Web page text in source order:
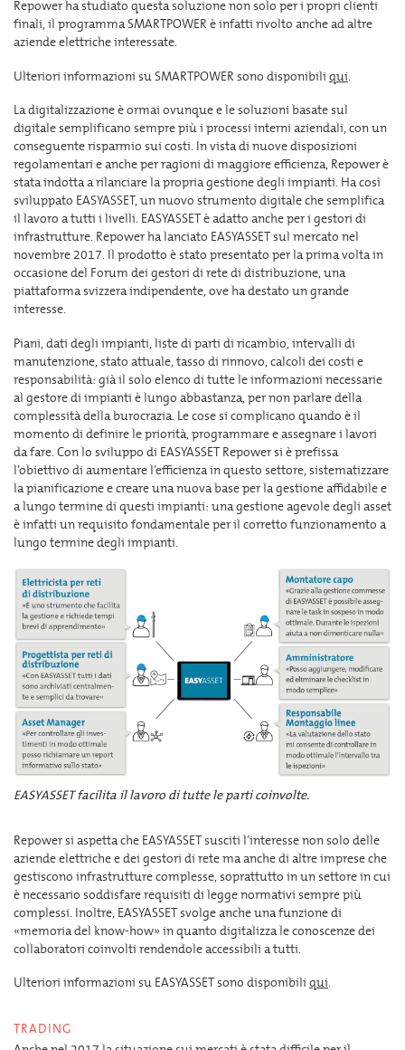
Repower ha studiato questa soluzione non solo per i propri clienti
finali, il programma SMARTPOWER è infatti rivolto anche ad altre
aziende elettriche interessate.
Ulteriori informazioni su SMARTPOWER sono disponibili qui.
La digitalizzazione è ormai ovunque e le soluzioni basate sul
digitale semplificano sempre più i processi interni aziendali, con un
conseguente risparmio sui costi. In vista di nuove disposizioni
regolamentari e anche per ragioni di maggiore efficienza, Repower è
stata indotta a rilanciare la propria gestione degli impianti. Ha così
sviluppato EASYASSET, un nuovo strumento digitale che semplifica
il lavoro a tutti i livelli. EASYASSET è adatto anche per i gestori di
infrastrutture. Repower ha lanciato EASYASSET sul mercato nel
novembre 2017. Il prodotto è stato presentato per la prima volta in
occasione del Forum dei gestori di rete di distribuzione, una
piattaforma svizzera indipendente, ove ha destato un grande
interesse.
Piani, dati degli impianti, liste di parti di ricambio, intervalli di
manutenzione, stato attuale, tasso di rinnovo, calcoli dei costi e
responsabilità: già il solo elenco di tutte le informazioni necessarie
al gestore di impianti è lungo abbastanza, per non parlare della
complessità della burocrazia. Le cose si complicano quando è il
momento di definire le priorità, programmare e assegnare i lavori
da fare. Con lo sviluppo di EASYASSET Repower si è prefissa
l’obiettivo di aumentare l’efficienza in questo settore, sistematizzare
la pianificazione e creare una nuova base per la gestione affidabile e
a lungo termine di questi impianti: una gestione agevole degli asset
è infatti un requisito fondamentale per il corretto funzionamento a
lungo termine degli impianti.
EASYASSET facilita il lavoro di tutte le parti coinvolte.
Repower si aspetta che EASYASSET susciti l’interesse non solo delle
aziende elettriche e dei gestori di rete ma anche di altre imprese che
gestiscono infrastrutture complesse, soprattutto in un settore in cui
è necessario soddisfare requisiti di legge normativi sempre più
complessi. Inoltre, EASYASSET svolge anche una funzione di
«memoria del know-how» in quanto digitalizza le conoscenze dei
collaboratori coinvolti rendendole accessibili a tutti.
Ulteriori informazioni su EASYASSET sono disponibili qui.
TRADING